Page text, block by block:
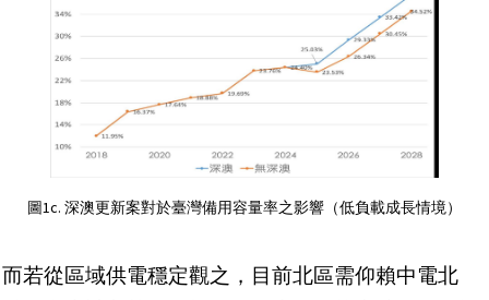
圖1c. 深澳更新案對於臺灣備用容量率之影響（低負載成長情境）
而若從區域供電穩定觀之，目前北區需仰賴中電北